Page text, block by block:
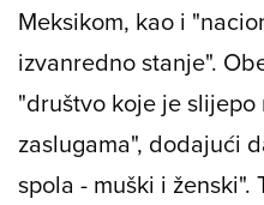
Meksikom, kao i
izvanredno stanje".
"društvo koje je
zaslugama", dodajući
spola - muški i